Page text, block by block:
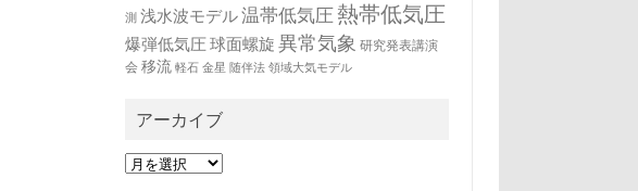
測 浅水波モデル温帯低気圧 熱帯低気圧
爆弾低気圧球面螺旋 異常気象 研究発表講演
会 移流 軽石 金星 随伴法 領域大気モデル
アーカイブ
ア